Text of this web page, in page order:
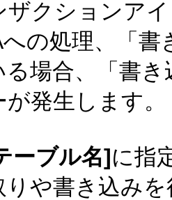
ザクションア
の処理、「
場合、「書
発生します。
ーブル名]に指
りや書き込み